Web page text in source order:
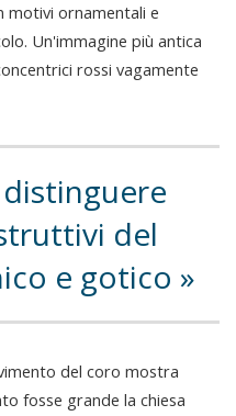
motivi ornamentali e
Un'immagine più antica
rossi vagamente
del
e gotico
del coro mostra
fosse grande la chiesa